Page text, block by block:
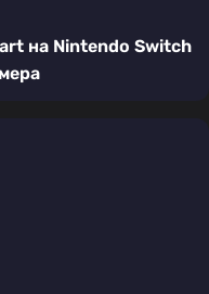
на Nintendo Switch